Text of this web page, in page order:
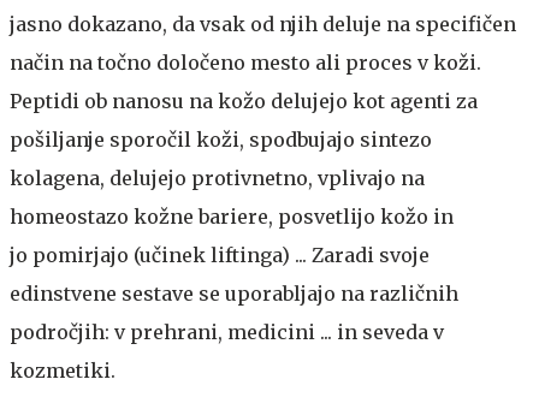
jasno dokazano, da vsak od njih deluje na specifičen
način na točno določeno mesto ali proces v koži.
Peptidi ob nanosu na kožo delujejo kot agenti za
pošiljanje sporočil koži, spodbujajo sintezo
kolagena, delujejo protivnetno, vplivajo na
homeostazo kožne bariere, posvetlijo kožo in
jo pomirjajo (učinek liftinga) ... Zaradi svoje
edinstvene sestave se uporabljajo na različnih
področjih: v prehrani, medicini ... in seveda v
kozmetiki.